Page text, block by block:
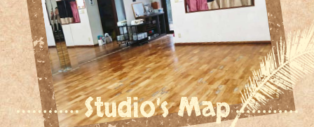
Studio's Map